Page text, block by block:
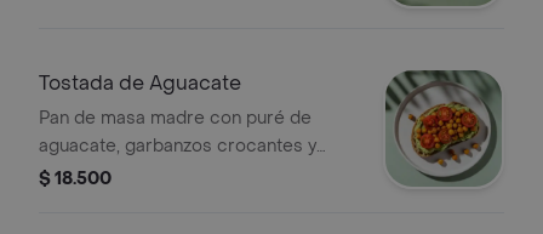
Tostada de Aguacate
Pan de masa madre con puré de
aguacate, garbanzos crocantes y
tomates cherry.
$ 18.500